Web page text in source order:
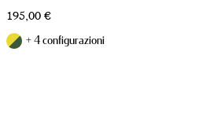
195,00 €
+ 4 configurazioni